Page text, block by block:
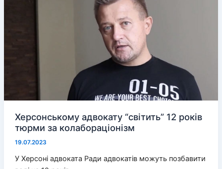
Херсонському адвокату “світить” 12 років
тюрми за колабораціонізм
19.07.2023
У Херсоні адвоката Ради адвокатів можуть позбавити